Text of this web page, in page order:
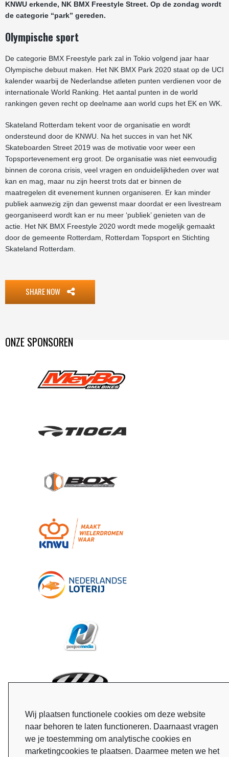
Wij plaatsen functionele cookies om deze website
naar behoren te laten functioneren. Daarnaast vragen
we je toestemming om analytische cookies en
marketingcookies te plaatsen. Daarmee meten we het
KNWU erkende, NK BMX Freestyle Street. Op de zondag wordt
de categorie “park” gereden.
Olympische sport
De categorie BMX Freestyle park zal in Tokio volgend jaar haar
Olympische debuut maken. Het NK BMX Park 2020 staat op de UCI
kalender waarbij de Nederlandse atleten punten verdienen voor de
internationale World Ranking. Het aantal punten in de world
rankingen geven recht op deelname aan world cups het EK en WK.
Skateland Rotterdam tekent voor de organisatie en wordt
ondersteund door de KNWU. Na het succes in van het NK
Skateboarden Street 2019 was de motivatie voor weer een
Topsportevenement erg groot. De organisatie was niet eenvoudig
binnen de corona crisis, veel vragen en onduidelijkheden over wat
kan en mag, maar nu zijn heerst trots dat er binnen de
maatregelen dit evenement kunnen organiseren. Er kan minder
publiek aanwezig zijn dan gewenst maar doordat er een livestream
georganiseerd wordt kan er nu meer ‘publiek’ genieten van de
actie. Het NK BMX Freestyle 2020 wordt mede mogelijk gemaakt
door de gemeente Rotterdam, Rotterdam Topsport en Stichting
Skateland Rotterdam.
SHARE NOW
ONZE SPONSOREN